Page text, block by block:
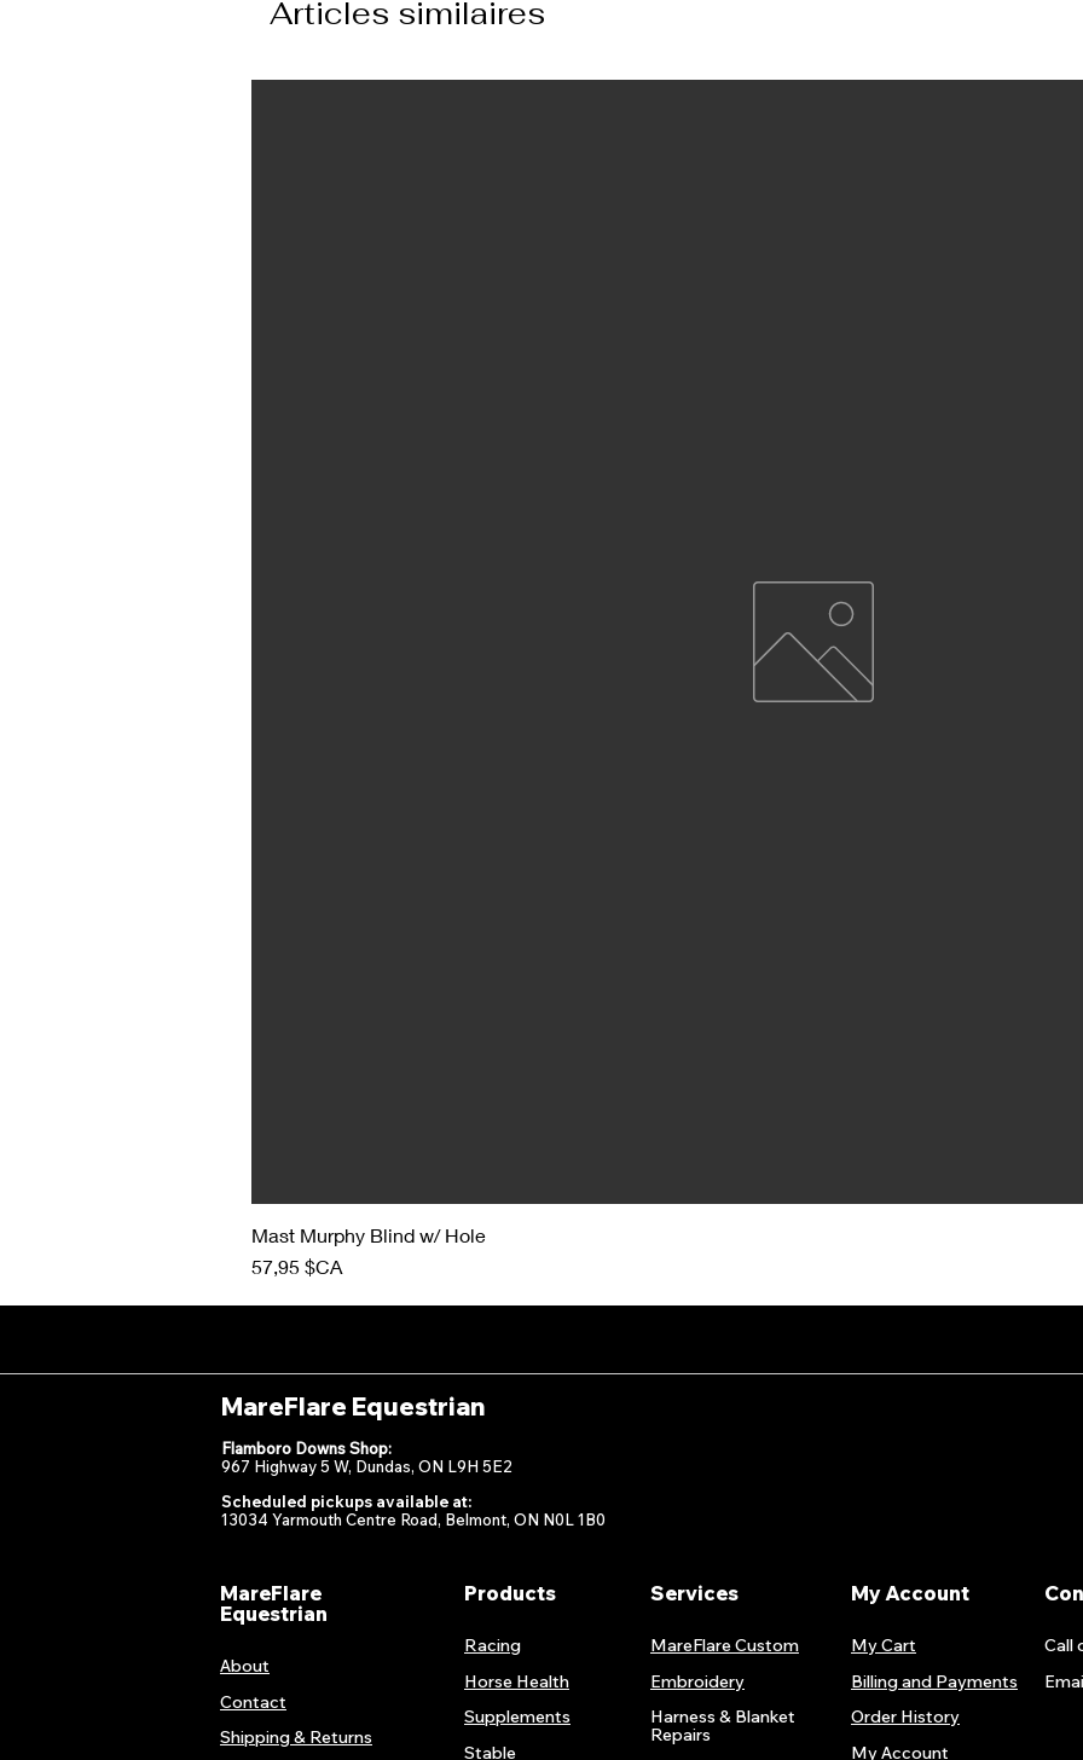
Articles similaires
Mast Murphy Blind w/ Hole
Prix
57,95 $CA
MareFlare Equestrian
Flamboro Downs Shop:
967 Highway 5 W, Dundas, ON L9H 5E2
Scheduled pickups available at:
13034 Yarmouth Centre Road, Belmont, ON N0L 1B0
MareFlare
Equestrian
About
Contact
Shipping & Returns
Products
Racing
Horse Health
Supplements
Stable
Services
MareFlare Custom
Embroidery
Harness & Blanket
Repairs
My Account
My Cart
Billing and Payments
Order History
My Account
Call